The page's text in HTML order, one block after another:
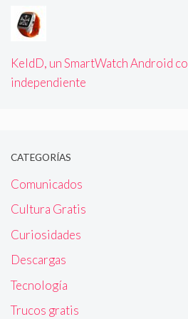
KeldD, un SmartWatch Android
independiente
CATEGORÍAS
Comunicados
Cultura Gratis
Curiosidades
Descargas
Tecnología
Trucos gratis